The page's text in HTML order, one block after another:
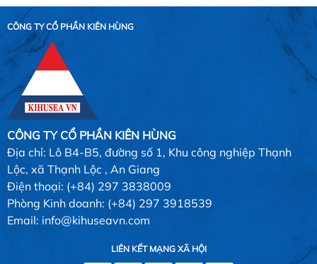
CÔNG TY CỔ PHẦN KIÊN HÙNG
CÔNG TY CỔ PHẦN KIÊN HÙNG
Địa chỉ: Lô B4-B5, đường số 1, Khu công nghiệp Thạnh
Lộc, xã Thạnh Lộc , An Giang
Điện thoại: (+84) 297 3838009
Phòng Kinh doanh: (+84) 297 3918539
Email: info@kihuseavn.com
LIÊN KẾT MẠNG XÃ HỘI